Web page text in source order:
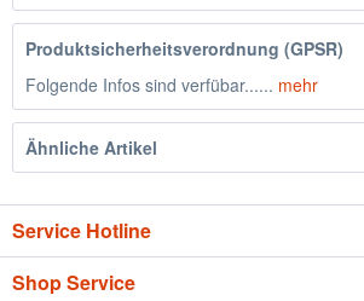
Produktsicherheitsverordnung (GPSR)
Folgende Infos sind verfübar...... mehr
Ähnliche Artikel
Service Hotline
Shop Service